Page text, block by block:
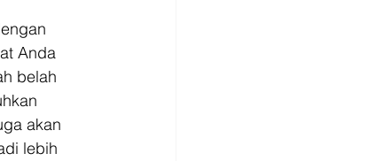
Anda
belah
akan
lebih